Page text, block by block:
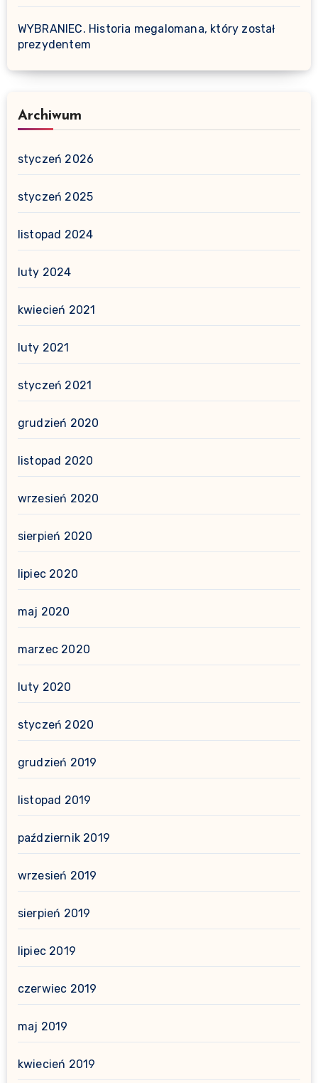
WYBRANIEC. Historia megalomana, który został
prezydentem
Archiwum
styczeń 2026
styczeń 2025
listopad 2024
luty 2024
kwiecień 2021
luty 2021
styczeń 2021
grudzień 2020
listopad 2020
wrzesień 2020
sierpień 2020
lipiec 2020
maj 2020
marzec 2020
luty 2020
styczeń 2020
grudzień 2019
listopad 2019
październik 2019
wrzesień 2019
sierpień 2019
lipiec 2019
czerwiec 2019
maj 2019
kwiecień 2019